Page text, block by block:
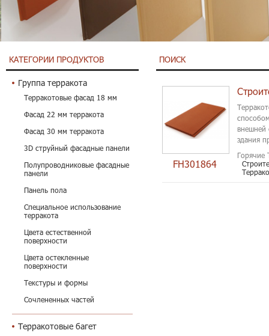
КАТЕГОРИИ ПРОДУКТОВ
Группа терракота
Терракотовые фасад 18 мм
Фасад 22 мм терракота
Фасад 30 мм терракота
3D струйный фасадные панели
Полупроводниковые фасадные
панели
Панель пола
Специальное использование
терракота
Цвета естественной
поверхности
Цвета остекленные
поверхности
Текстуры и формы
Сочлененных частей
Терракотовые багет
ПОИСК
FH301864
внешней
здания
Горячие